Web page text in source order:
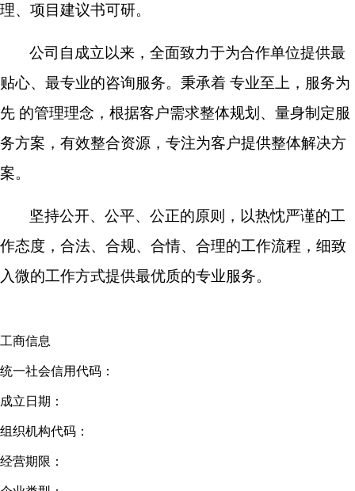
理、项目建议书可研。
公司自成立以来，全面致力于为合作单位提供最
贴心、最专业的咨询服务。秉承着 专业至上，服务为
先 的管理理念，根据客户需求整体规划、量身制定服
务方案，有效整合资源，专注为客户提供整体解决方
案。
坚持公开、公平、公正的原则，以热忱严谨的工
作态度，合法、合规、合情、合理的工作流程，细致
入微的工作方式提供最优质的专业服务。
工商信息
统一社会信用代码：
成立日期：
组织机构代码：
经营期限：